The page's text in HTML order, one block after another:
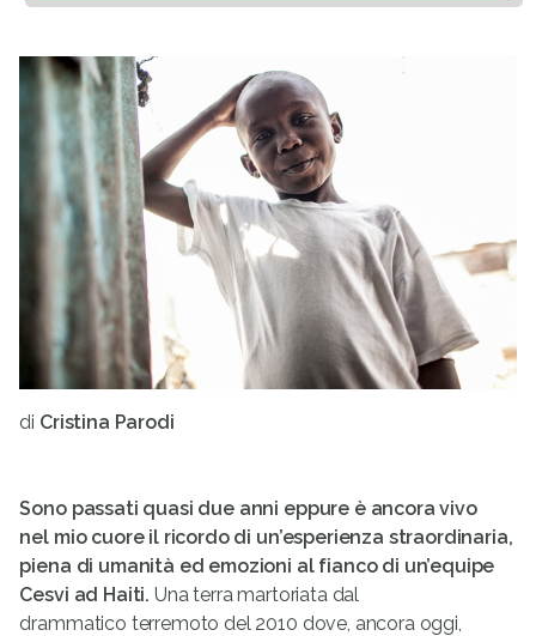
di Cristina Parodi
Sono passati quasi due anni eppure è ancora vivo
nel mio cuore il ricordo di un’esperienza straordinaria,
piena di umanità ed emozioni al fianco di un’equipe
Cesvi ad Haiti. Una terra martoriata dal
drammatico terremoto del 2010 dove, ancora oggi,